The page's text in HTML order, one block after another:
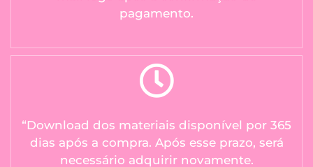
pagamento.
“Download dos materiais disponível por 365
dias após a compra. Após esse prazo, será
necessário adquirir novamente.